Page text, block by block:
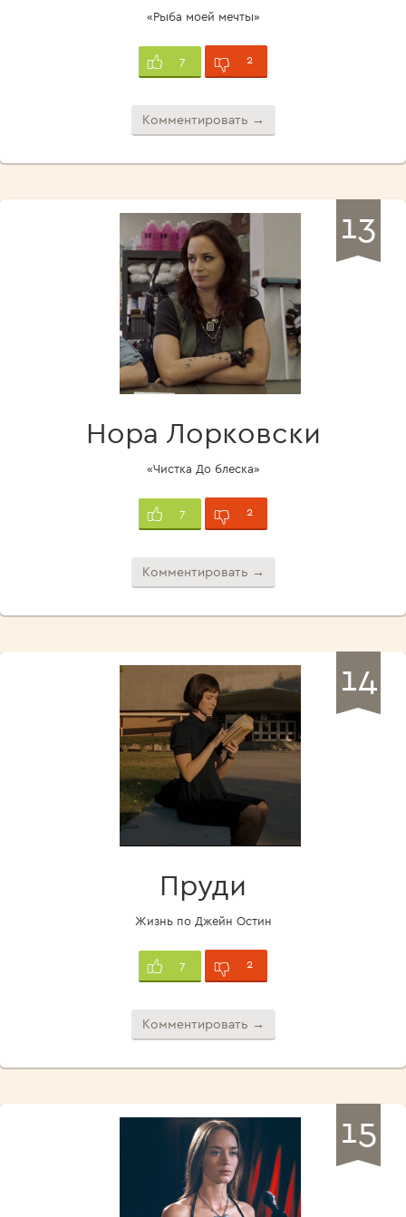
«Рыба моей мечты»
7 2
Комментировать →
13
Нора Лорковски
«Чистка До блеска»
7 2
Комментировать →
14
Пруди
Жизнь по Джейн Остин
7 2
Комментировать →
15